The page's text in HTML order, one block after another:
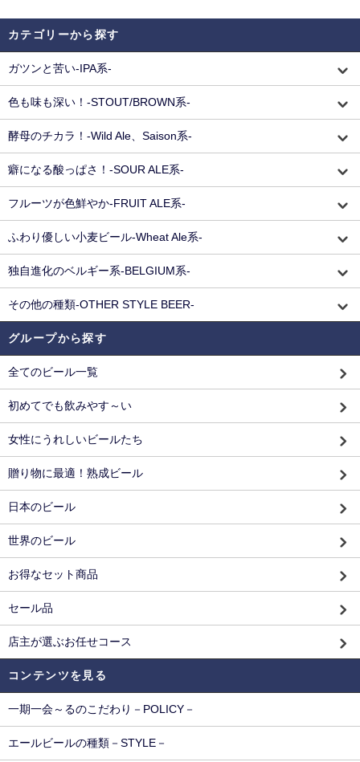
カテゴリーから探す
ガツンと苦い-IPA系-
色も味も深い！-STOUT/BROWN系-
酵母のチカラ！-Wild Ale、Saison系-
癖になる酸っぱさ！-SOUR ALE系-
フルーツが色鮮やか-FRUIT ALE系-
ふわり優しい小麦ビール-Wheat Ale系-
独自進化のベルギー系-BELGIUM系-
その他の種類-OTHER STYLE BEER-
グループから探す
全てのビール一覧
初めてでも飲みやす～い
女性にうれしいビールたち
贈り物に最適！熟成ビール
日本のビール
世界のビール
お得なセット商品
セール品
店主が選ぶお任せコース
コンテンツを見る
一期一会～るのこだわり－POLICY－
エールビールの種類－STYLE－